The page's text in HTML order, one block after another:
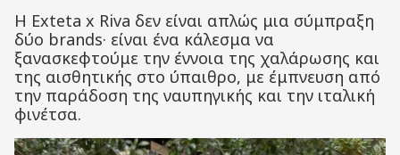
Η Exteta x Riva δεν είναι απλώς μια σύμπραξη
δύο brands· είναι ένα κάλεσμα να
ξανασκεφτούμε την έννοια της χαλάρωσης και
της αισθητικής στο ύπαιθρο, με έμπνευση από
την παράδοση της ναυπηγικής και την ιταλική
φινέτσα.